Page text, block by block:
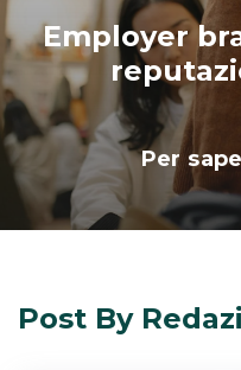
Employer
Per
Post By